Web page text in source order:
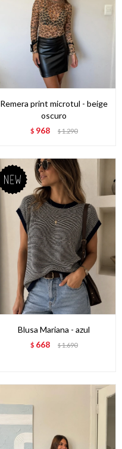
Remera print microtul - beige
oscuro
$ 968 $1.290
Blusa Mariana - azul
$ 668 $1.690